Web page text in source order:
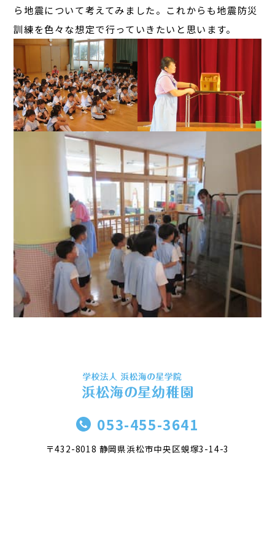
ら地震について考えてみました。これからも地震防災
訓練を色々な想定で行っていきたいと思います。
053-455-3641
〒432-8018 静岡県浜松市中央区蜆塚3-14-3